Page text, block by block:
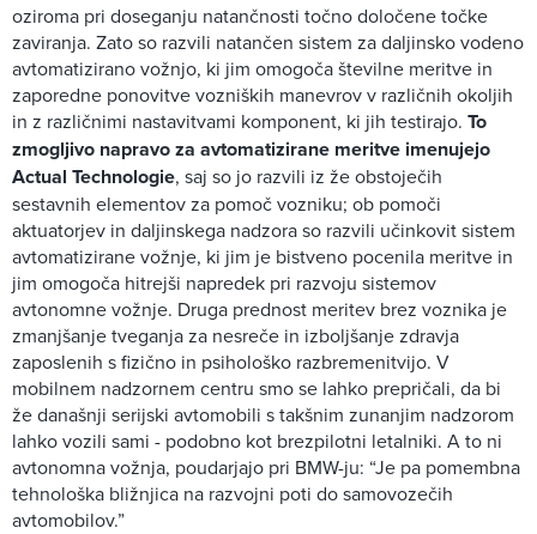
oziroma pri doseganju natančnosti točno določene točke
zaviranja. Zato so razvili natančen sistem za daljinsko vodeno
avtomatizirano vožnjo, ki jim omogoča številne meritve in
zaporedne ponovitve vozniških manevrov v različnih okoljih
in z različnimi nastavitvami komponent, ki jih testirajo. To
zmogljivo napravo za avtomatizirane meritve imenujejo
Actual Technologie, saj so jo razvili iz že obstoječih
sestavnih elementov za pomoč vozniku; ob pomoči
aktuatorjev in daljinskega nadzora so razvili učinkovit sistem
avtomatizirane vožnje, ki jim je bistveno pocenila meritve in
jim omogoča hitrejši napredek pri razvoju sistemov
avtonomne vožnje. Druga prednost meritev brez voznika je
zmanjšanje tveganja za nesreče in izboljšanje zdravja
zaposlenih s fizično in psihološko razbremenitvijo. V
mobilnem nadzornem centru smo se lahko prepričali, da bi
že današnji serijski avtomobili s takšnim zunanjim nadzorom
lahko vozili sami - podobno kot brezpilotni letalniki. A to ni
avtonomna vožnja, poudarjajo pri BMW-ju: “Je pa pomembna
tehnološka bližnjica na razvojni poti do samovozečih
avtomobilov.”